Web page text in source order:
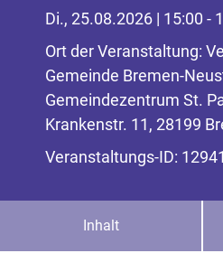
Di., 25.08.2026 | 15:00 -
Ort der Veranstaltung:
Gemeinde Bremen-
Gemeindezentrum St.
Krankenstr. 11, 28199
Veranstaltungs-ID: 12941
Inhalt